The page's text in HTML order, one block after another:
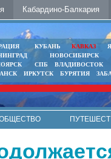
Кабардино-Балкария
КУБАНЬ КАВКАЗ
НОВОСИБИРСК
СПБ
ВЛАДИВОСТОК
ИРКУТСК БУРЯТИЯ